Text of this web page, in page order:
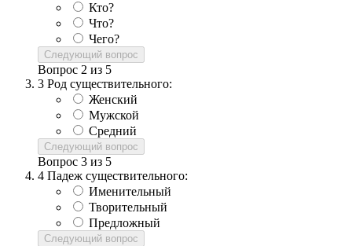
Кто?
Что?
Чего?
Следующий вопрос
Вопрос 2 из 5
3 Род существительного:
Женский
Мужской
Средний
Следующий вопрос
Вопрос 3 из 5
4 Падеж существительного:
Именительный
Творительный
Предложный
Следующий вопрос